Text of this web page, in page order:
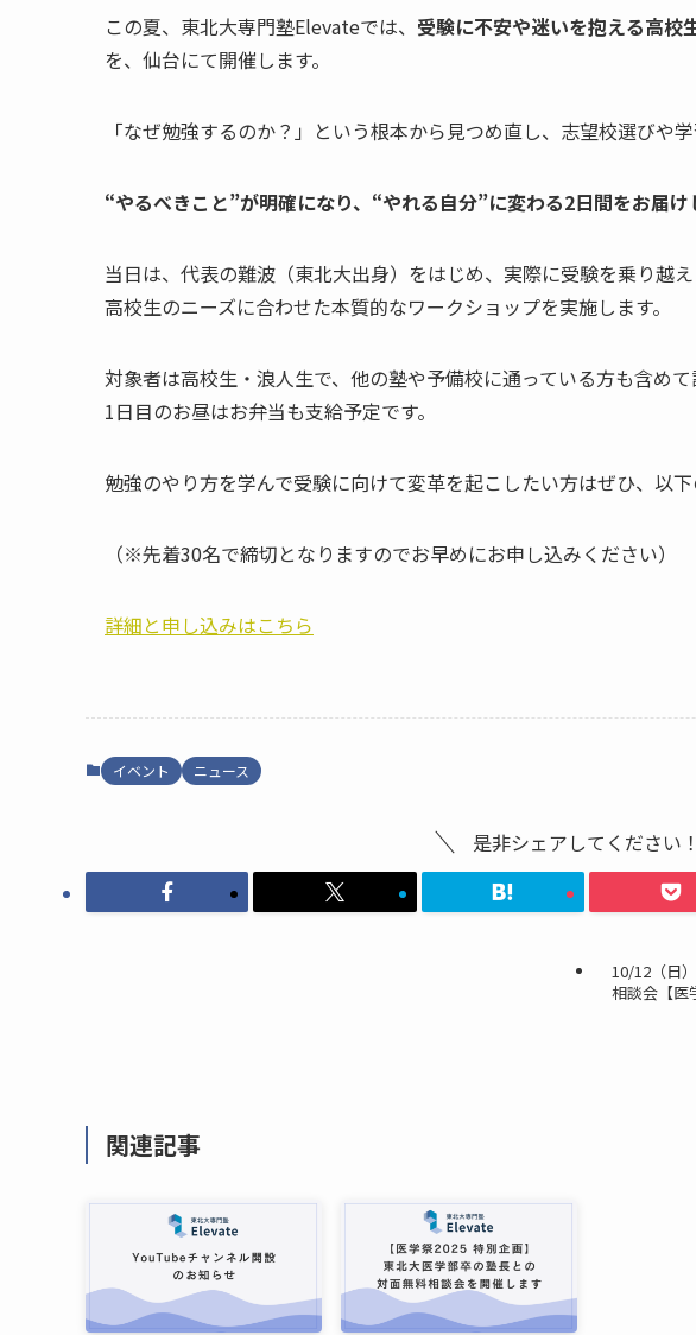
この夏、東北大専門塾Elevateでは、 受験に不安や迷いを抱える高校
を、仙台にて開催します。
「なぜ勉強するのか？」という根本から見つめ直し、志望校選び
“やるべきこと”が明確になり、“やれる自分”に変わる2日間をお届け
当日は、代表の難波（東北大出身）をはじめ、実際に受験を乗り越
高校生のニーズに合わせた本質的なワークショップを実施します。
対象者は高校生・浪人生で、他の塾や予備校に通っている方も含め
1日目のお昼はお弁当も支給予定です。
勉強のやり方を学んで受験に向けて変革を起こしたい方はぜひ、以
（※先着30名で締切となりますのでお早めにお申し込みください）
詳細と申し込みはこちら
イベント ニュース
是非シェアしてください！
10/12（日
相談会【医
関連記事